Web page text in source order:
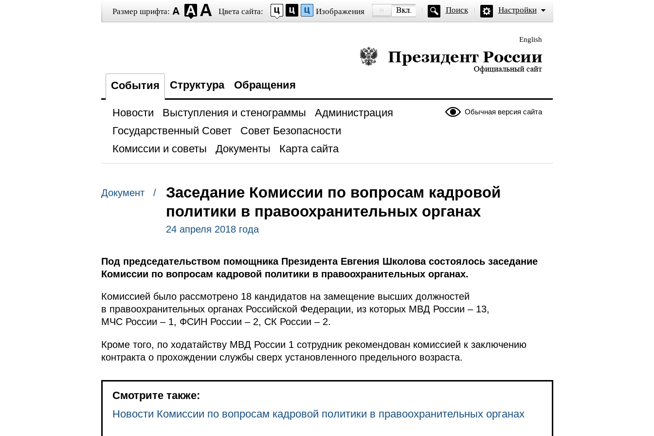
Размер шрифта: Цвета сайта: Изображения Поиск Настройки
English
Президент России — официальный сайт
События Структура Обращения
Обычная версия сайта
Новости Выступления и стенограммы
Администрация
Государственный Совет
Совет Безопасности
Комиссии и советы
Документы Карта сайта
Документ /
Заседание Комиссии по вопросам кадровой
политики в правоохранительных органах
24 апреля 2018 года
Под председательством помощника Президента Евгения Школова состоялось заседание
Комиссии по вопросам кадровой политики в правоохранительных органах.
Комиссией было рассмотрено 18 кандидатов на замещение высших должностей
в правоохранительных органах Российской Федерации, из которых МВД России – 13,
МЧС России – 1, ФСИН России – 2, СК России – 2.
Кроме того, по ходатайству МВД России 1 сотрудник рекомендован комиссией к заключению
контракта о прохождении службы сверх установленного предельного возраста.
Смотрите также:
Новости Комиссии по вопросам кадровой политики в правоохранительных органах